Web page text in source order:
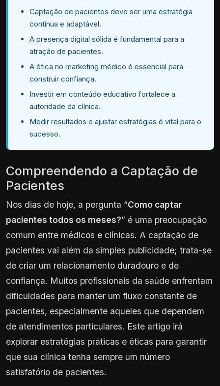
Captação de pacientes deve ser uma estratégia
contínua e adaptável.
A presença digital sólida é fundamental para a
atração de pacientes.
A ética no marketing médico é essencial para
construir confiança.
Investir em conteúdo educativo fortalece a
autoridade da clínica.
Medir resultados e ajustar estratégias é vital para o
sucesso.
Compreendendo a Captação de
Pacientes
Nos dias de hoje, a pergunta “Como captar
pacientes todos os meses?” é uma preocupação
comum entre médicos e clínicas. A captação de
pacientes vai além da simples publicidade; trata-se
de criar um relacionamento duradouro e de
confiança. Muitos profissionais da saúde enfrentam
dificuldades para manter um fluxo constante de
pacientes, especialmente aqueles que dependem
de atendimentos particulares. Este artigo irá
explorar estratégias práticas e éticas para garantir
que sua clínica tenha sempre um número
satisfatório de pacientes.